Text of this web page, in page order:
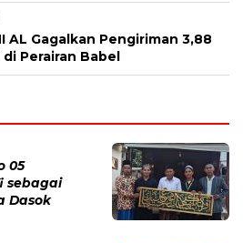
AL Gagalkan Pengiriman 3,88
Perairan Babel
05
sebagai
Dasok